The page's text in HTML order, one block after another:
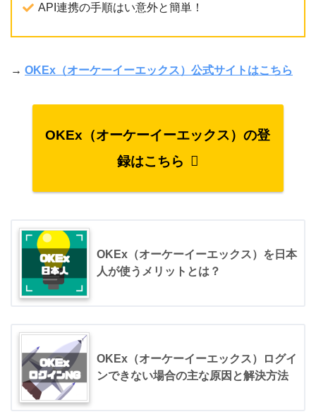
API連携の手順はい意外と簡単！
→ OKEx（オーケーイーエックス）公式サイトはこちら
OKEx（オーケーイーエックス）の登
録はこちら
OKEx（オーケーイーエックス）を日本
人が使うメリットとは？
OKEx（オーケーイーエックス）ログイ
ンできない場合の主な原因と解決方法